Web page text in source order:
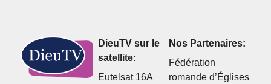
DieuTV sur le
satellite:
Eutelsat 16A
Nos Partenaires:
Fédération
romande d’Églises